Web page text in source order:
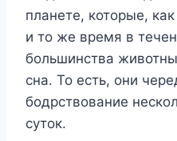
планете, которые,
и то же время в
большинства
сна. То есть, они
бодрствование
суток.